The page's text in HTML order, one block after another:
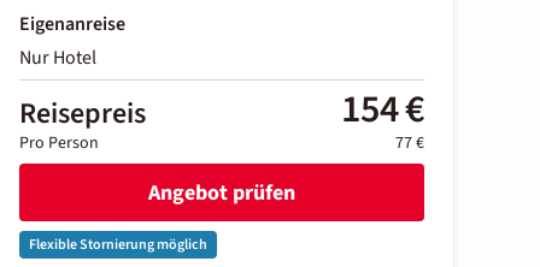
Eigenanreise
Nur Hotel
Reisepreis 154 €
Pro Person 77 €
Angebot prüfen
Flexible Stornierung möglich